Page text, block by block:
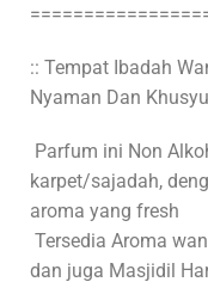
:: Tempat Ibadah
Nyaman Dan
Parfum ini Non
karpet/sajadah,
aroma yang fresh
Tersedia Aroma
dan juga Masjidil